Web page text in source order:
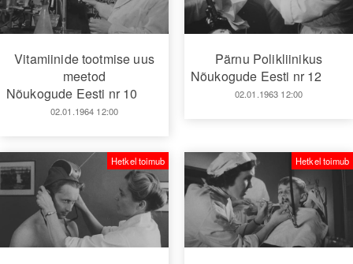
Vitamiinide tootmise uus
meetod
Nõukogude Eesti nr 10
02.01.1964 12:00
Pärnu Polikliinikus
Nõukogude Eesti nr 12
02.01.1963 12:00
Hetkel toimub Hetkel toimub